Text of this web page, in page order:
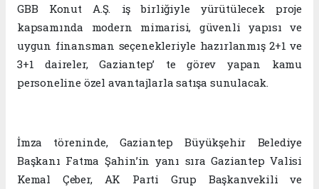
GBB Konut A.Ş. iş birliğiyle yürütülecek proje
kapsamında modern mimarisi, güvenli yapısı ve
uygun finansman seçenekleriyle hazırlanmış 2+1 ve
3+1 daireler, Gaziantep’ te görev yapan kamu
personeline özel avantajlarla satışa sunulacak.
İmza töreninde, Gaziantep Büyükşehir Belediye
Başkanı Fatma Şahin’in yanı sıra Gaziantep Valisi
Kemal Çeber, AK Parti Grup Başkanvekili ve